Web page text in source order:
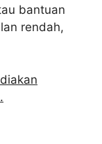
bantuan
rendah,